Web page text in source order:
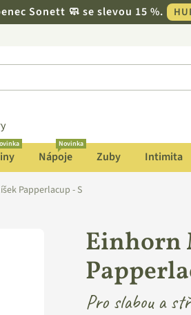
Sonett 🧼 se slevou 15 %.
Nápoje
Novinka
Zuby Intimita
Papperlacup - S
Einhorn
Pro slabou a